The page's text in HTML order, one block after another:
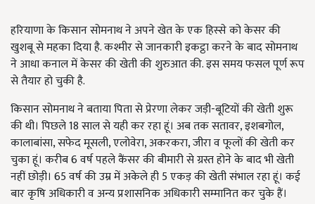
हरियाणा के किसान सोमनाथ ने अपने खेत के एक हिस्से को केसर की
खुशबू से महका दिया है. कश्मीर से जानकारी इकट्ठा करने के बाद सोमनाथ
ने आधा कनाल में केसर की खेती की शुरुआत की. इस समय फसल पूर्ण रूप
से तैयार हो चुकी है.
किसान सोमनाथ ने बताया पिता से प्रेरणा लेकर जड़ी-बूटियों की खेती शुरू
की थी। पिछले 18 साल से यही कर रहा हूं। अब तक सतावर, इशबगोल,
कालाबांसा, सफेद मूसली, एलोवेरा, अकरकरा, जीरा व फूलों की खेती कर
चुका हूं। करीब 6 वर्ष पहले कैंसर की बीमारी से ग्रस्त होने के बाद भी खेती
नहीं छोड़ी। 65 वर्ष की उम्र में अकेले ही 5 एकड़ की खेती संभाल रहा हूं। कई
बार कृषि अधिकारी व अन्य प्रशासनिक अधिकारी सम्मानित कर चुके हैं।